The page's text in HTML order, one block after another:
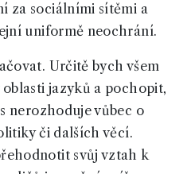
za sociálními sítěmi a
uniformě neochrání.
Určitě bych všem
jazyků a pochopit,
nerozhoduje vůbec o
či dalších věcí.
svůj vztah k